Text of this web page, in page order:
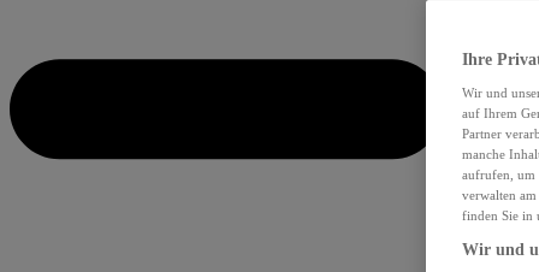
Ihre
Wir und
auf Ihrem
Partner
manche
aufrufen, um
verwalten
finden Sie in
Wir und